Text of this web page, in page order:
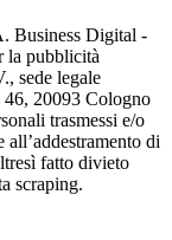
Business Digital -
la pubblicità
sede legale
20093 Cologno
trasmessi e/o
di
fatto divieto
scraping.